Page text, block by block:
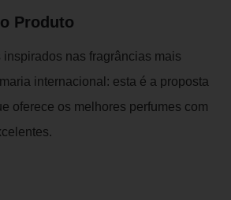
Produto
inspirados nas fragrâncias mais
internacional: esta é a proposta
oferece os melhores perfumes com